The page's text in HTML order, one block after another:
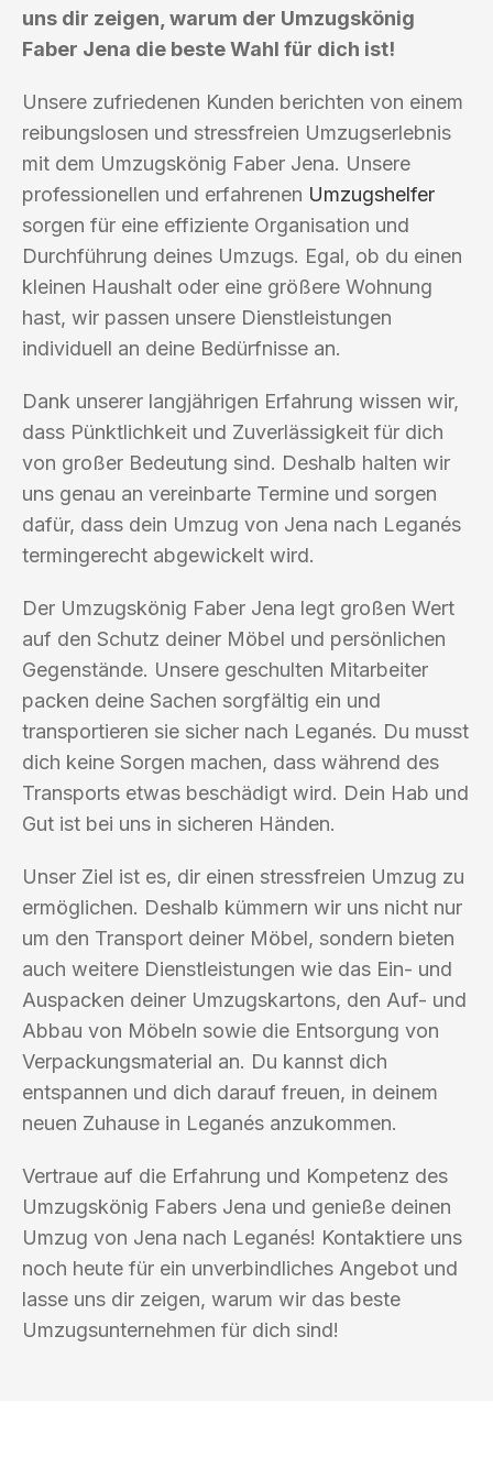
uns dir zeigen, warum der Umzugskönig
Faber Jena die beste Wahl für dich ist!
Unsere zufriedenen Kunden berichten von einem
reibungslosen und stressfreien Umzugserlebnis
mit dem Umzugskönig Faber Jena. Unsere
professionellen und erfahrenen Umzugshelfer
sorgen für eine effiziente Organisation und
Durchführung deines Umzugs. Egal, ob du einen
kleinen Haushalt oder eine größere Wohnung
hast, wir passen unsere Dienstleistungen
individuell an deine Bedürfnisse an.
Dank unserer langjährigen Erfahrung wissen wir,
dass Pünktlichkeit und Zuverlässigkeit für dich
von großer Bedeutung sind. Deshalb halten wir
uns genau an vereinbarte Termine und sorgen
dafür, dass dein Umzug von Jena nach Leganés
termingerecht abgewickelt wird.
Der Umzugskönig Faber Jena legt großen Wert
auf den Schutz deiner Möbel und persönlichen
Gegenstände. Unsere geschulten Mitarbeiter
packen deine Sachen sorgfältig ein und
transportieren sie sicher nach Leganés. Du musst
dich keine Sorgen machen, dass während des
Transports etwas beschädigt wird. Dein Hab und
Gut ist bei uns in sicheren Händen.
Unser Ziel ist es, dir einen stressfreien Umzug zu
ermöglichen. Deshalb kümmern wir uns nicht nur
um den Transport deiner Möbel, sondern bieten
auch weitere Dienstleistungen wie das Ein- und
Auspacken deiner Umzugskartons, den Auf- und
Abbau von Möbeln sowie die Entsorgung von
Verpackungsmaterial an. Du kannst dich
entspannen und dich darauf freuen, in deinem
neuen Zuhause in Leganés anzukommen.
Vertraue auf die Erfahrung und Kompetenz des
Umzugskönig Fabers Jena und genieße deinen
Umzug von Jena nach Leganés! Kontaktiere uns
noch heute für ein unverbindliches Angebot und
lasse uns dir zeigen, warum wir das beste
Umzugsunternehmen für dich sind!